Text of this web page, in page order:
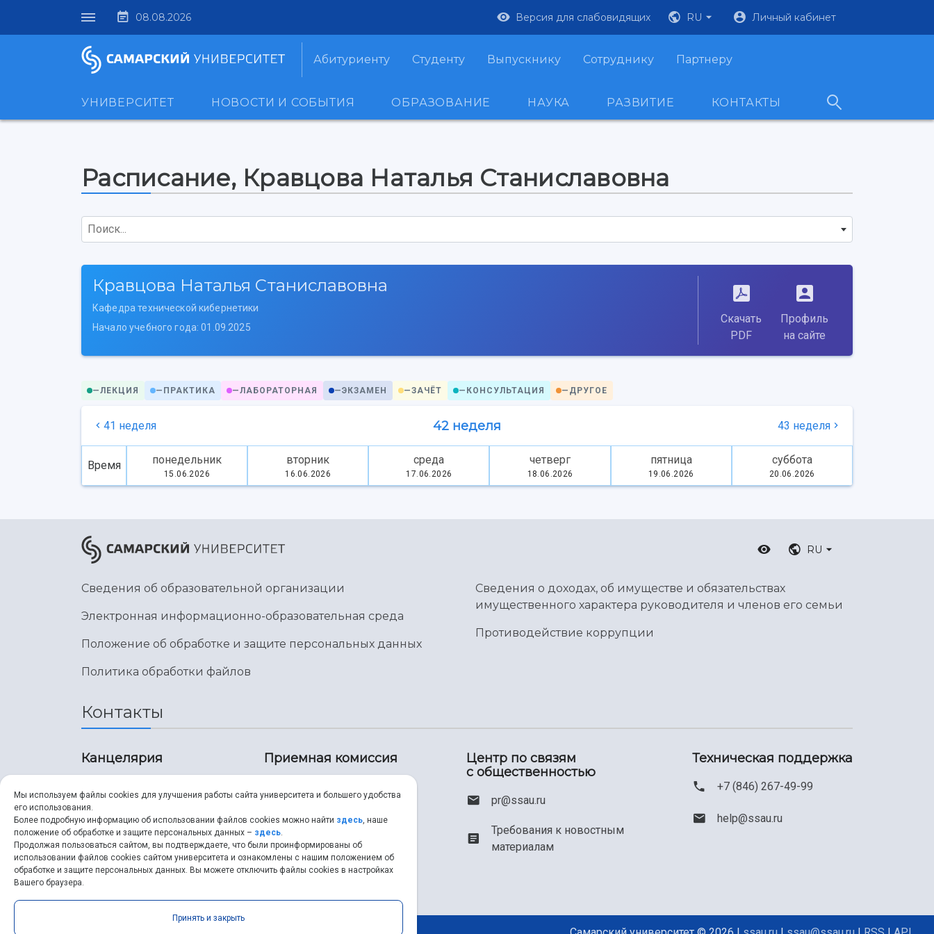
08.08.2026 Версия для слабовидящих RU Личный кабинет
Абитуриенту Студенту Выпускнику Сотруднику Партнеру
УНИВЕРСИТЕТ НОВОСТИ И СОБЫТИЯ ОБРАЗОВАНИЕ НАУКА РАЗВИТИЕ КОНТАКТЫ
Расписание, Кравцова Наталья Станиславовна
Поиск...
Кравцова Наталья Станиславовна
Кафедра технической кибернетики
Начало учебного года: 01.09.2025
Скачать
PDF
Профиль
на сайте
—ЛЕКЦИЯ — ПРАКТИКА —ЛАБОРАТОРНАЯ —ЭКЗАМЕН —ЗАЧЁТ — КОНСУЛЬТАЦИЯ — ДРУГОЕ
41 неделя 42 неделя 43 неделя
Время понедельник
15.06.2026
вторник
16.06.2026
среда
17.06.2026
четверг
18.06.2026
пятница
19.06.2026
суббота
20.06.2026
RU
Сведения об образовательной организации
Электронная информационно-образовательная среда
Положение об обработке и защите персональных данных
Политика обработки файлов
Сведения о доходах, об имуществе и обязательствах
имущественного характера руководителя и членов его семьи
Противодействие коррупции
Контакты
Канцелярия
8 (846) 267-43-70
ssau@ssau.ru
Приемная комиссия
8 (846) 267-48-67
priem@ssau.ru
Центр по связям
с общественностью
pr@ssau.ru
Требования к новостным
материалам
Техническая поддержка
+7 (846) 267-49-99
help@ssau.ru
Мы используем файлы cookies для улучшения работы сайта университета и большего удобства
его использования.
Более подробную информацию об использовании файлов cookies можно найти здесь, наше
положение об обработке и защите персональных данных – здесь.
Продолжая пользоваться сайтом, вы подтверждаете, что были проинформированы об
использовании файлов cookies сайтом университета и ознакомлены с нашим положением об
обработке и защите персональных данных. Вы можете отключить файлы cookies в настройках
Вашего браузера.
Принять и закрыть